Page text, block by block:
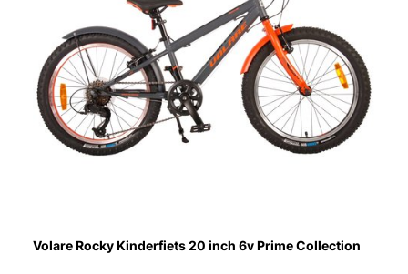
Volare Rocky Kinderfiets 20 inch 6v Prime Collection